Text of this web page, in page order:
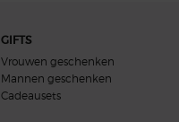
GIFTS
Vrouwen geschenken
Mannen geschenken
Cadeausets